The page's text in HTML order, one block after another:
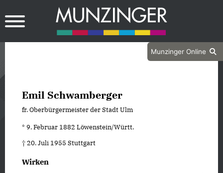
Munzinger Online
Emil Schwamberger
fr. Oberbürgermeister der Stadt Ulm
* 9. Februar 1882 Löwenstein/Württ.
† 20. Juli 1955 Stuttgart
Wirken